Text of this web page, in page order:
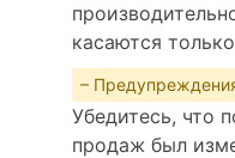
касаются
–
Убедитесь, что
продаж был